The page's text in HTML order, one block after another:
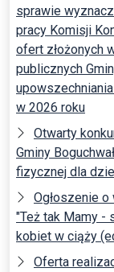
sprawie
pracy Komisji
ofert złożonych
publicznych
w 2026 roku
Otwarty
Gminy
fizycznej dla
Ogłoszenie
"Też tak Mamy -
kobiet w ciąży
Oferta